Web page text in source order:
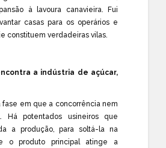
à lavoura canavieira. Fui
casas para os operários e
constituem verdadeiras vilas.
a indústria de açúcar,
fase em que a concorrência nem
Há potentados usineiros que
a produção, para soltá-la na
o produto principal atinge a